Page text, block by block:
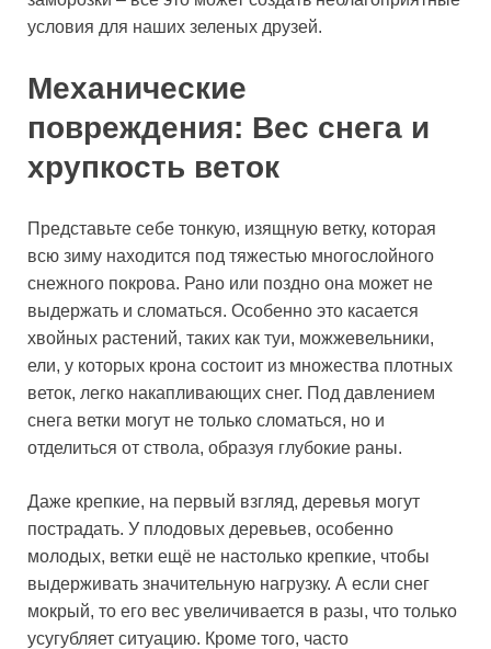
условия для наших зеленых друзей.
Механические
повреждения: Вес снега и
хрупкость веток
Представьте себе тонкую, изящную ветку, которая
всю зиму находится под тяжестью многослойного
снежного покрова. Рано или поздно она может не
выдержать и сломаться. Особенно это касается
хвойных растений, таких как туи, можжевельники,
ели, у которых крона состоит из множества плотных
веток, легко накапливающих снег. Под давлением
снега ветки могут не только сломаться, но и
отделиться от ствола, образуя глубокие раны.
Даже крепкие, на первый взгляд, деревья могут
пострадать. У плодовых деревьев, особенно
молодых, ветки ещё не настолько крепкие, чтобы
выдерживать значительную нагрузку. А если снег
мокрый, то его вес увеличивается в разы, что только
усугубляет ситуацию. Кроме того, часто